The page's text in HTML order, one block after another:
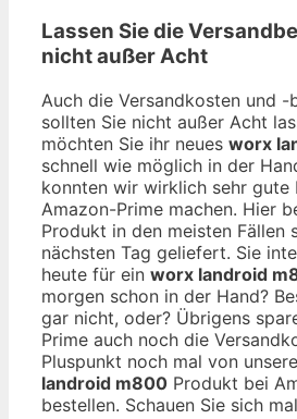
Lassen Sie die
nicht außer Acht
Auch die Versandkosten und -
sollten Sie nicht außer Acht
möchten Sie ihr neues worx
schnell wie möglich in der
konnten wir wirklich sehr gute
Amazon-Prime machen. Hier
Produkt in den meisten Fällen
nächsten Tag geliefert. Sie
heute für ein worx landroid
morgen schon in der Hand?
gar nicht, oder? Übrigens
Prime auch noch die
Pluspunkt noch mal von
landroid m800 Produkt bei
bestellen. Schauen Sie sich